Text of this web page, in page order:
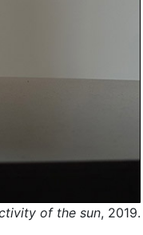
of the sun, 2019.